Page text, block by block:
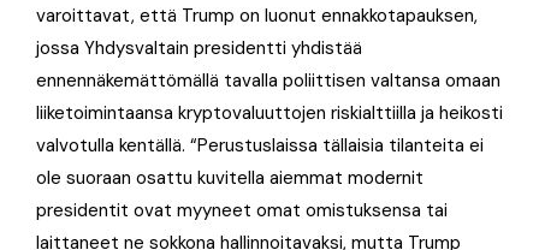
varoittavat, että Trump on luonut ennakkotapauksen,
jossa Yhdysvaltain presidentti yhdistää
ennennäkemättömällä tavalla poliittisen valtansa omaan
liiketoimintaansa kryptovaluuttojen riskialttiilla ja heikosti
valvotulla kentällä. “Perustuslaissa tällaisia tilanteita ei
ole suoraan osattu kuvitella aiemmat modernit
presidentit ovat myyneet omat omistuksensa tai
laittaneet ne sokkona hallinnoitavaksi, mutta Trump